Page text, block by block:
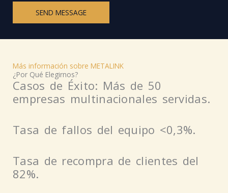
SEND MESSAGE
Más información sobre METALINK
¿Por Qué Elegirnos?
Casos de Éxito: Más de 50
empresas multinacionales servidas.
Tasa de fallos del equipo <0,3%.
Tasa de recompra de clientes del
82%.